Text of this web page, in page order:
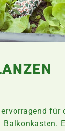
für
Balkonkasten.